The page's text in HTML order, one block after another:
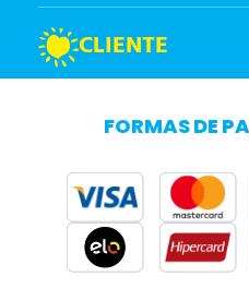
CLIENTE
FORMAS DE